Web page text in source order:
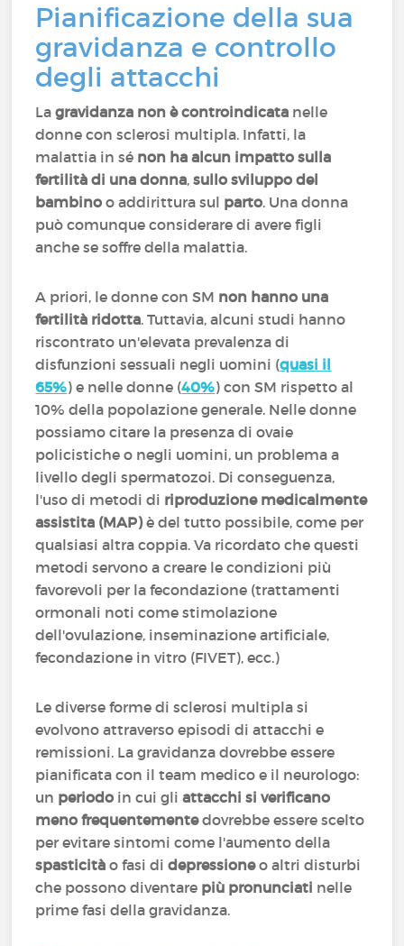
Pianificazione della sua
gravidanza e controllo
degli attacchi
Lagravidanza non è controindicata nelle
donne con sclerosi multipla. Infatti, la
malattia in sé non ha alcun impatto sulla
fertilità di una donna,sullo sviluppo del
bambino o addirittura sul parto. Una donna
può comunque considerare di avere figli
anche se soffre della malattia.
A priori, le donne con SM non hanno una
fertilità ridotta. Tuttavia, alcuni studi hanno
riscontrato un'elevata prevalenza di
disfunzioni sessuali negli uomini (quasi il
65%) e nelle donne (40%) con SM rispetto al
10% della popolazione generale. Nelle donne
possiamo citare la presenza di ovaie
policistiche o negli uomini, un problema a
livello degli spermatozoi. Di conseguenza,
l'uso di metodi di riproduzione medicalmente
assistita (MAP)è del tutto possibile, come per
qualsiasi altra coppia. Va ricordato che questi
metodi servono a creare le condizioni più
favorevoli per la fecondazione (trattamenti
ormonali noti come stimolazione
dell'ovulazione, inseminazione artificiale,
fecondazione in vitro (FIVET), ecc.)
Le diverse forme di sclerosi multipla si
evolvono attraverso episodi di attacchi e
remissioni. La gravidanza dovrebbe essere
pianificata con il team medico e il neurologo:
un periodo in cui gliattacchi si verificano
meno frequentementedovrebbe essere scelto
per evitare sintomi come l'aumento della
spasticità o fasi didepressioneo altri disturbi
che possono diventare più pronunciati nelle
prime fasi della gravidanza.